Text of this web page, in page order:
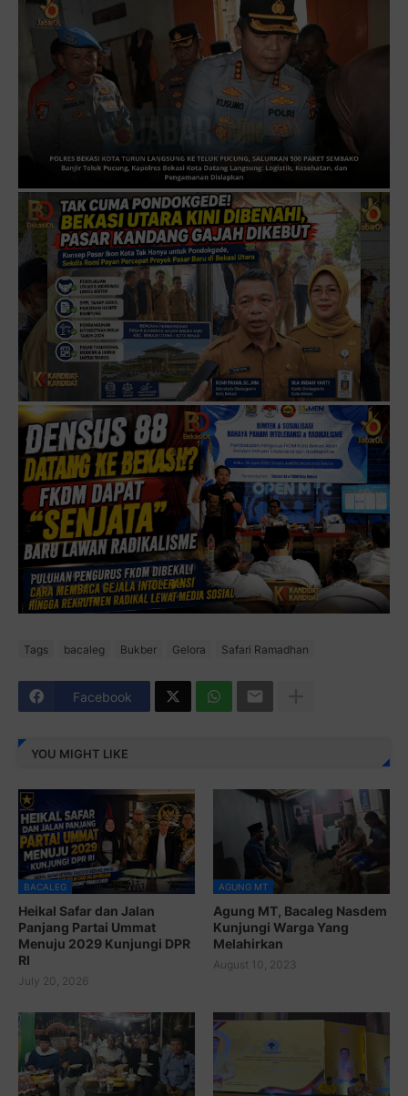
Tags bacaleg Bukber Gelora Safari Ramadhan
Facebook
YOU MIGHT LIKE
BACALEG
Heikal Safar dan Jalan
Panjang Partai Ummat
Menuju 2029 Kunjungi DPR
RI
July 20, 2026
AGUNG MT
Agung MT, Bacaleg Nasdem
Kunjungi Warga Yang
Melahirkan
August 10, 2023